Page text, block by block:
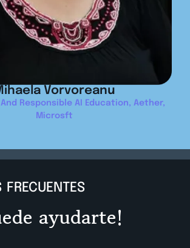
Vorvoreanu
Responsible AI Education, Aether,
Microsft
FRECUENTES
ayudarte!